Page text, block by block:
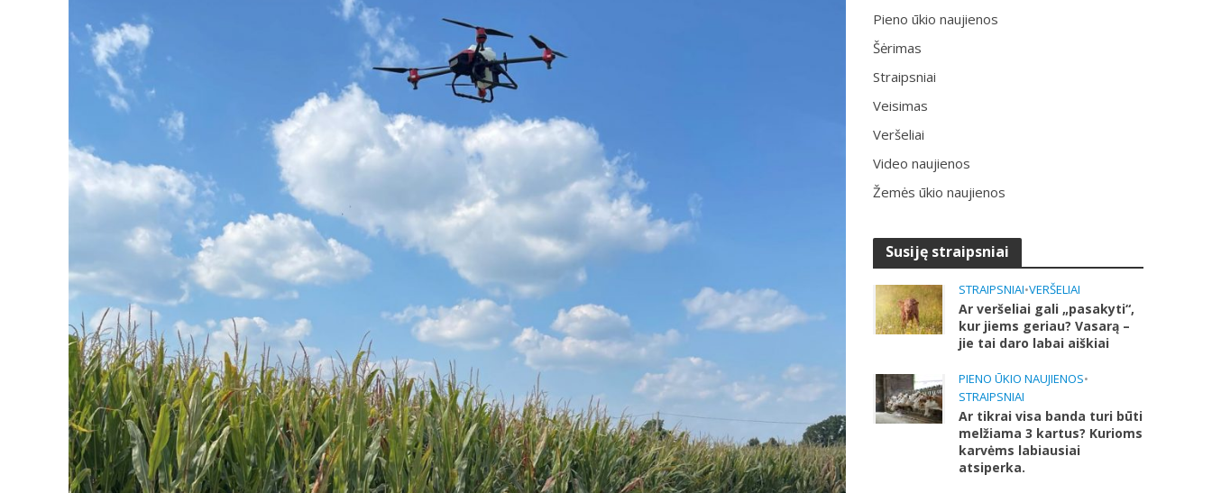
Pieno ūkio naujienos
Šėrimas
Straipsniai
Veisimas
Veršeliai
Video naujienos
Žemės ūkio naujienos
Susiję straipsniai
STRAIPSNIAI•VERŠELIAI
Ar veršeliai gali „pasakyti“,
kur jiems geriau? Vasarą –
jie tai daro labai aiškiai
PIENO ŪKIO NAUJIENOS•
STRAIPSNIAI
Ar tikrai visa banda turi būti
melžiama 3 kartus? Kurioms
karvėms labiausiai
atsiperka.